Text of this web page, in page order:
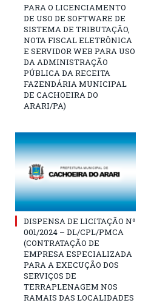
PARA O LICENCIAMENTO
DE USO DE SOFTWARE DE
SISTEMA DE TRIBUTAÇÃO,
NOTA FISCAL ELETRÔNICA
E SERVIDOR WEB PARA USO
DA ADMINISTRAÇÃO
PÚBLICA DA RECEITA
FAZENDÁRIA MUNICIPAL
DE CACHOEIRA DO
ARARI/PA)
DISPENSA DE LICITAÇÃO Nº
001/2024 – DL/CPL/PMCA
(CONTRATAÇÃO DE
EMPRESA ESPECIALIZADA
PARA A EXECUÇÃO DOS
SERVIÇOS DE
TERRAPLENAGEM NOS
RAMAIS DAS LOCALIDADES